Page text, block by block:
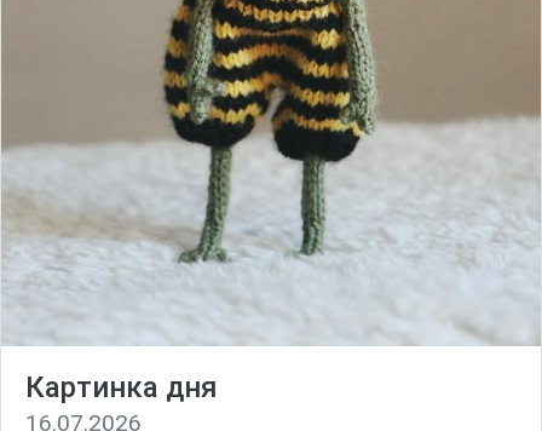
Картинка дня
16.07.2026